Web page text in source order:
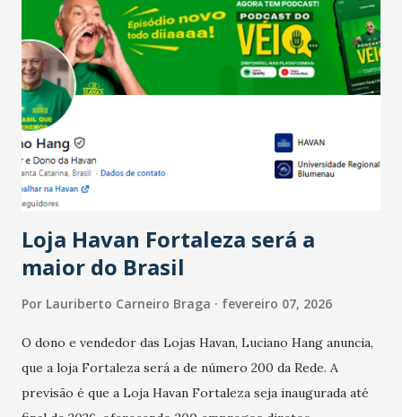
Salário para um número maior de trabalhadores, já que o
país tem a menor taxa de desemprego dos anos recentes.
Ainda segundo a Pesquisa, em novembro de 2025, 40% dos
bares e restaurantes operaram com lucro e outros 40%
registraram equilíbrio financeiro. Já o percentual de
estabelecimentos no prejuízo ficou em 19%, pouco abaixo
do observado no mês anterior. Outros 1% não existiam em
novembro. Em relação a outubro, o faturamento também
Loja Havan Fortaleza será a
maior do Brasil
Por Lauriberto Carneiro Braga fevereiro 07, 2026
O dono e vendedor das Lojas Havan, Luciano Hang anuncia,
que a loja Fortaleza será a de número 200 da Rede. A
previsão é que a Loja Havan Fortaleza seja inaugurada até